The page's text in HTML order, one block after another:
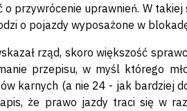
o przywrócenie uprawnień. W
o pojazdy wyposażone w
rząd, skoro większość
przepisu, w myśl którego
karnych (a nie 24 - jak bardziej
że prawo jazdy traci się w